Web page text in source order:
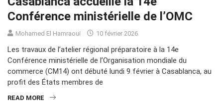
Conférence ministérielle de l’OMC
Mohamed El Hamraoui 10 février 2026
Les travaux de l’atelier régional préparatoire à la 14e
Conférence ministérielle de l’Organisation mondiale du
commerce (CM14) ont débuté lundi 9 février à Casablanca, au
profit des États membres de
READ MORE